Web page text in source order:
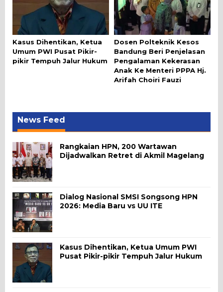
Kasus Dihentikan, Ketua
Umum PWI Pusat Pikir-
pikir Tempuh Jalur Hukum
Dosen Polteknik Kesos
Bandung Beri Penjelasan
Pengalaman Kekerasan
Anak Ke Menteri PPPA Hj.
Arifah Choiri Fauzi
News Feed
Rangkaian HPN, 200 Wartawan
Dijadwalkan Retret di Akmil Magelang
Dialog Nasional SMSI Songsong HPN
2026: Media Baru vs UU ITE
Kasus Dihentikan, Ketua Umum PWI
Pusat Pikir-pikir Tempuh Jalur Hukum